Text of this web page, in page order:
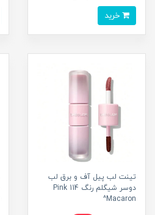
تینت لب پیل آف و برق لب
دوسر شیگلم رنگ 114 Pink
Macaron^